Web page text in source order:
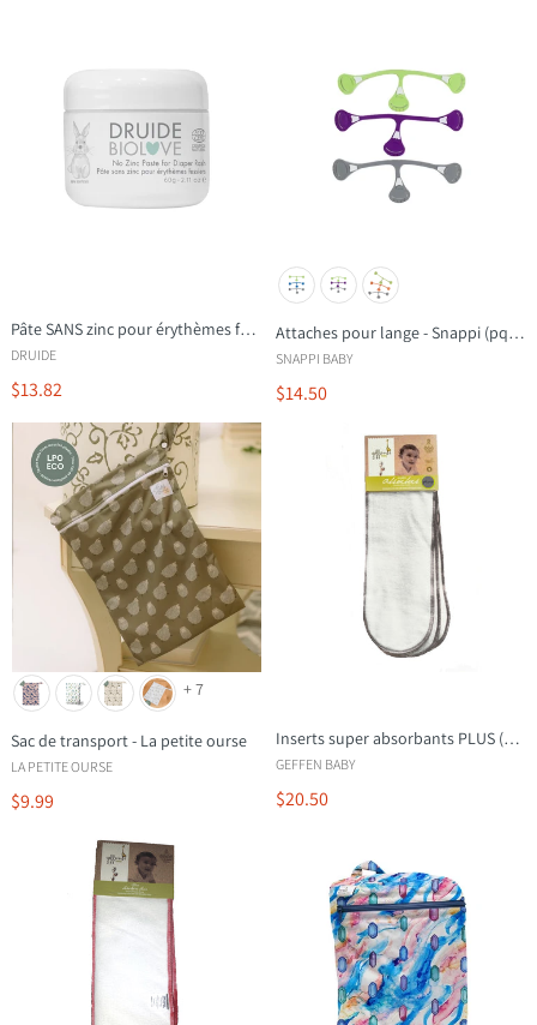
Pâte SANS zinc pour érythèmes fessiers
DRUIDE
$13.82
Attaches pour lange - Snappi (pqt 3)
SNAPPI BABY
$14.50
+ 7
Sac de transport - La petite ourse
LA PETITE OURSE
$9.99
Inserts super absorbants PLUS (pqt 3)
GEFFEN BABY
$20.50